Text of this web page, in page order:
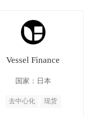
Vessel Finance
国家：日本
去中心化 现货